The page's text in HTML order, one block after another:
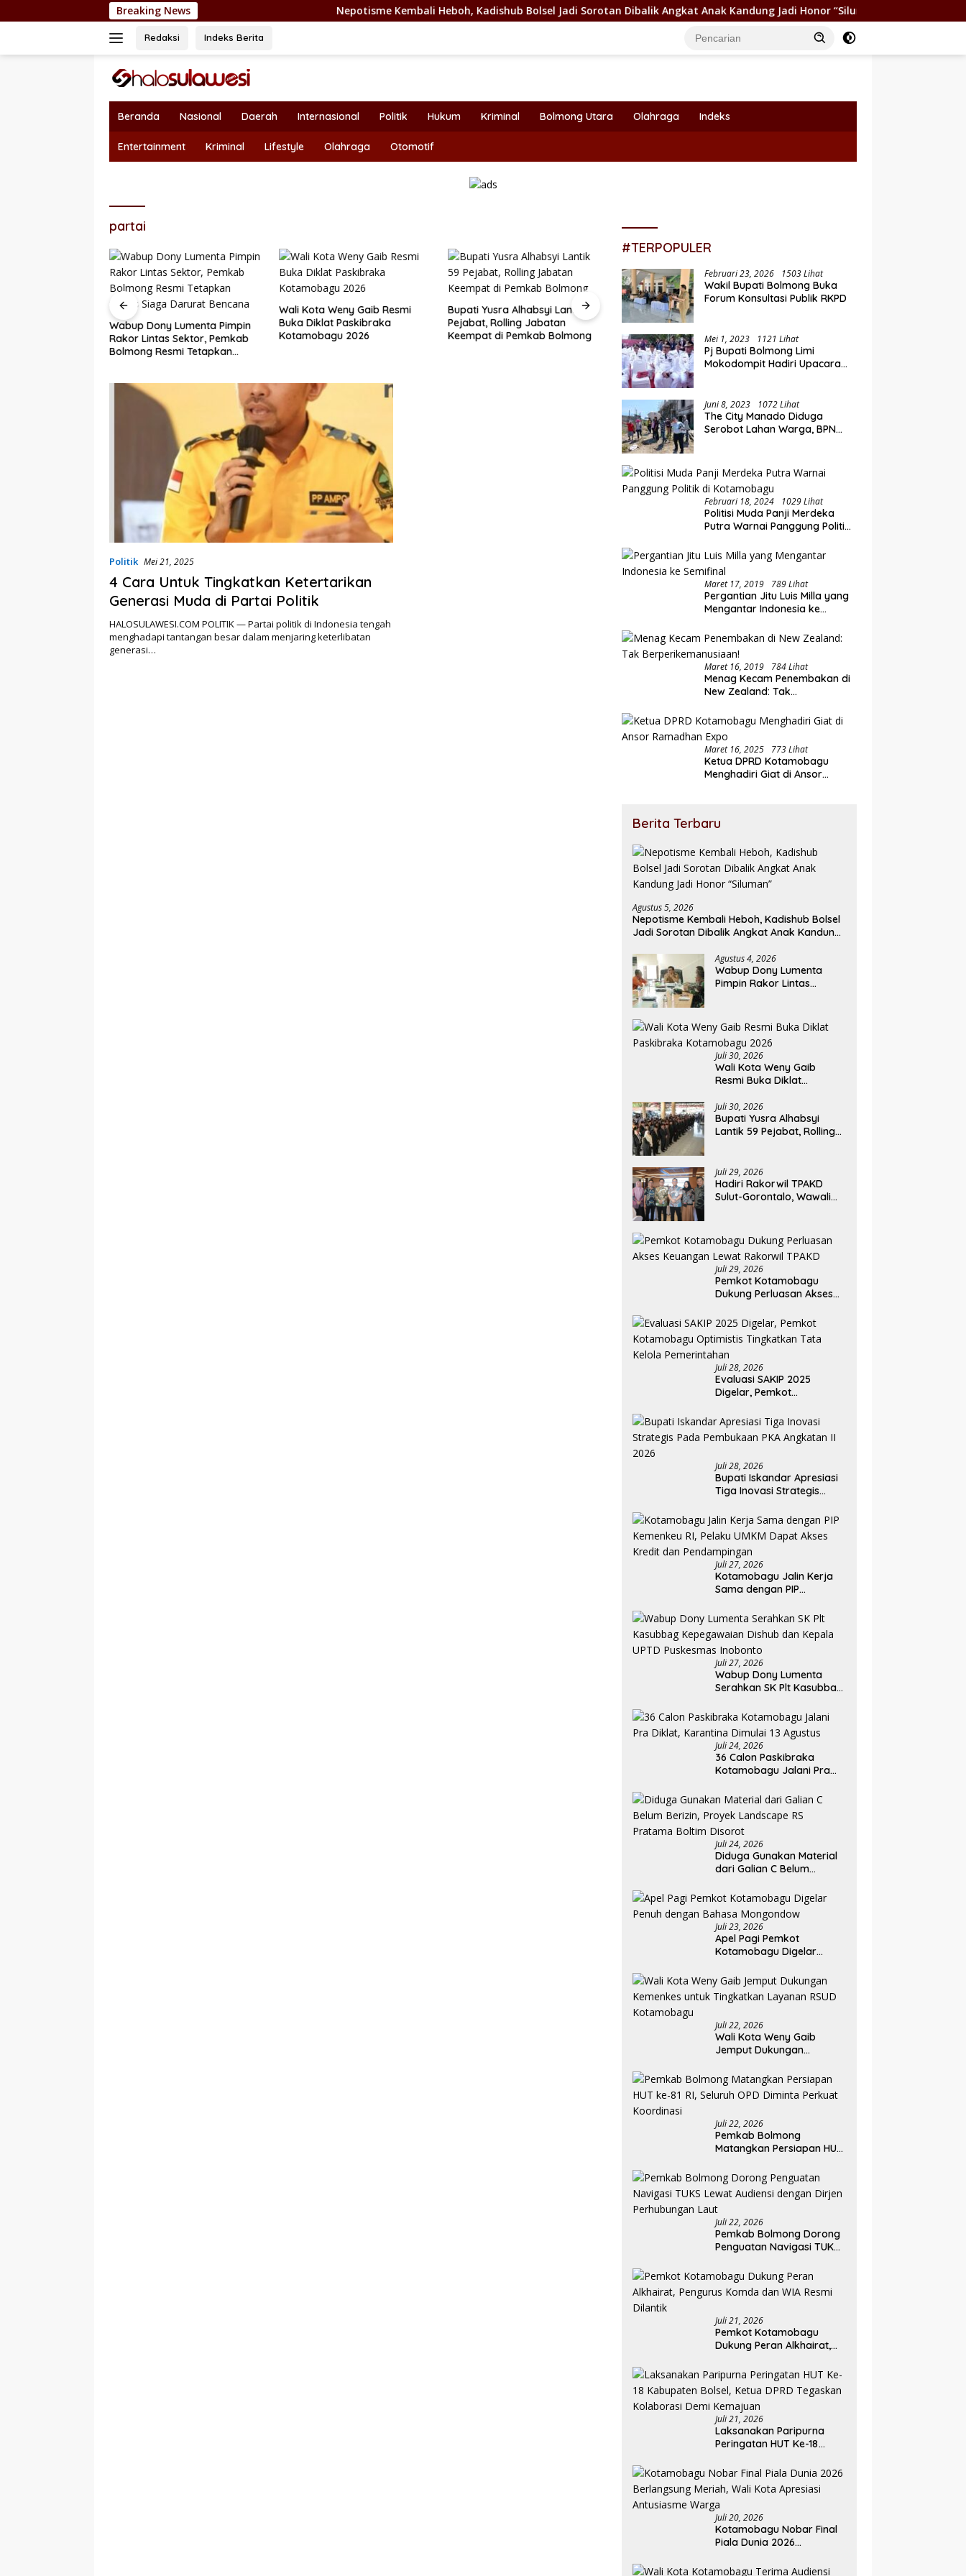
ke
Breaking News Nepotisme Kembali Heboh, Kadishub Bolsel Jadi Sorotan Dibalik Angkat Anak Kandung Jadi Honor “Siluman” Wabup Dony Lumenta
Redaksi Indeks Berita
Beranda Nasional Daerah Internasional Politik Hukum Kriminal Bolmong Utara Olahraga Indeks
Entertainment Kriminal Lifestyle Olahraga Otomotif
partai
Wabup Dony Lumenta Pimpin
Rakor Lintas Sektor, Pemkab
Bolmong Resmi Tetapkan
Wali Kota Weny Gaib Resmi
Buka Diklat Paskibraka
Kotamobagu 2026
Bupati Yusra Alhabsyi Lantik 59
Pejabat, Rolling Jabatan
Keempat di Pemkab Bolmong
Hadiri Rakorwil TPAKD Sulut-
Gorontalo, Wawali Rendy
Dorong Inklusi Keuangan dan
Pembiayaan UMKM
Lewat Rakorwil TPAKD
Politik Mei 21, 2025
4 Cara Untuk Tingkatkan Ketertarikan
Generasi Muda di Partai Politik
HALOSULAWESI.COM POLITIK — Partai politik di Indonesia tengah
menghadapi tantangan besar dalam menjaring keterlibatan
generasi…
#TERPOPULER
Februari 23, 2026 1503 Lihat
Wakil Bupati Bolmong Buka
Forum Konsultasi Publik RKPD
Mei 1, 2023 1121 Lihat
Pj Bupati Bolmong Limi
Mokodompit Hadiri Upacara
Juni 8, 2023 1072 Lihat
The City Manado Diduga
Serobot Lahan Warga, BPN
Februari 18, 2024 1029 Lihat
Politisi Muda Panji Merdeka
Putra Warnai Panggung Politik
Maret 17, 2019 789 Lihat
Pergantian Jitu Luis Milla yang
Mengantar Indonesia ke
Maret 16, 2019 784 Lihat
Menag Kecam Penembakan di
New Zealand: Tak
Maret 16, 2025 773 Lihat
Ketua DPRD Kotamobagu
Menghadiri Giat di Ansor
Berita Terbaru
Agustus 5, 2026
Nepotisme Kembali Heboh, Kadishub Bolsel
Jadi Sorotan Dibalik Angkat Anak Kandung
Agustus 4, 2026
Wabup Dony Lumenta
Pimpin Rakor Lintas
Siaga Darurat Bencana
Juli 30, 2026
Wali Kota Weny Gaib
Resmi Buka Diklat
2026
Juli 30, 2026
Bupati Yusra Alhabsyi
Lantik 59 Pejabat, Rolling
Juli 29, 2026
Hadiri Rakorwil TPAKD
Sulut-Gorontalo, Wawali
Pembiayaan UMKM
Juli 29, 2026
Pemkot Kotamobagu
Dukung Perluasan Akses
TPAKD
Juli 28, 2026
Evaluasi SAKIP 2025
Digelar, Pemkot
Tingkatkan Tata Kelola
Pemerintahan
Juli 28, 2026
Bupati Iskandar Apresiasi
Tiga Inovasi Strategis
Angkatan II 2026
Juli 27, 2026
Kotamobagu Jalin Kerja
Sama dengan PIP
Dapat Akses Kredit dan
Pendampingan
Juli 27, 2026
Wabup Dony Lumenta
Serahkan SK Plt Kasubbag
Kepala UPTD Puskesmas
Inobonto
Juli 24, 2026
36 Calon Paskibraka
Kotamobagu Jalani Pra
Agustus
Juli 24, 2026
Diduga Gunakan Material
dari Galian C Belum
RS Pratama Boltim Disorot
Juli 23, 2026
Apel Pagi Pemkot
Kotamobagu Digelar
Mongondow
Juli 22, 2026
Wali Kota Weny Gaib
Jemput Dukungan
Tingkatkan Layanan RSUD
Kotamobagu
Juli 22, 2026
Pemkab Bolmong
Matangkan Persiapan HUT
Diminta Perkuat
Koordinasi
Juli 22, 2026
Pemkab Bolmong Dorong
Penguatan Navigasi TUKS
Dirjen Perhubungan Laut
Juli 21, 2026
Pemkot Kotamobagu
Dukung Peran Alkhairat,
Resmi Dilantik
Juli 21, 2026
Laksanakan Paripurna
Peringatan HUT Ke-18
DPRD Tegaskan
Kolaborasi Demi
Kemajuan
Juli 20, 2026
Kotamobagu Nobar Final
Piala Dunia 2026
Kota Apresiasi Antusiasme